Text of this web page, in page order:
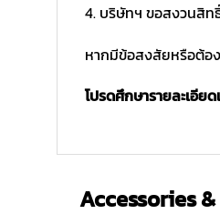
4. บริษัทฯ ขอสงวนสิท
หากมีข้อสงสัยหรือต้อ
โปรดศึกษารายละเอีย
Accessories